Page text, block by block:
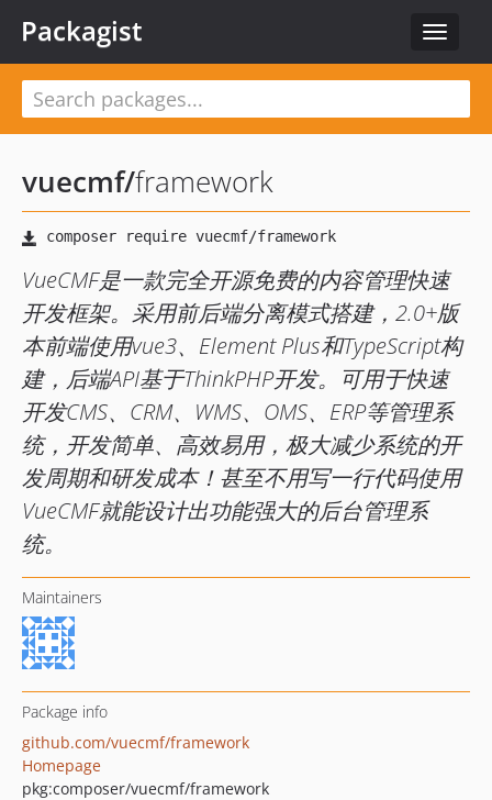
Toggle
Packagist
vuecmf/framework
VueCMF是一款完全开源免费的内容管理快速
开发框架。采用前后端分离模式搭建，2.0+版
本前端使用vue3、Element Plus和TypeScript构
建，后端API基于ThinkPHP开发。可用于快速
开发CMS、CRM、WMS、OMS、ERP等管理系
统，开发简单、高效易用，极大减少系统的开
发周期和研发成本！甚至不用写一行代码使用
VueCMF就能设计出功能强大的后台管理系
统。
Maintainers
Package info
github.com/vuecmf/framework
Homepage
pkg:composer/vuecmf/framework